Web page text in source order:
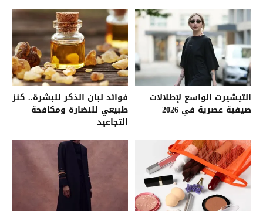
التيشيرت الواسع لإطلالات
صيفية عصرية في 2026
فوائد لبان الذكر للبشرة.. كنز
طبيعي للنضارة ومكافحة
التجاعيد